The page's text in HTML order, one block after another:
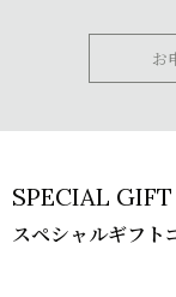
お
SPECIAL
スペシャルギフト